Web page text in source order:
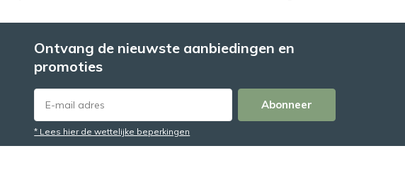
Ontvang de nieuwste aanbiedingen en
promoties
Abonneer
* Lees hier de wettelijke beperkingen